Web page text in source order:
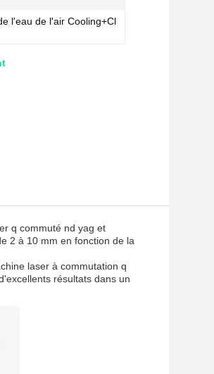
l'eau de l'air Cooling+Cl
q commuté nd yag et
2 à 10 mm en fonction de la
laser à commutation q
résultats dans un